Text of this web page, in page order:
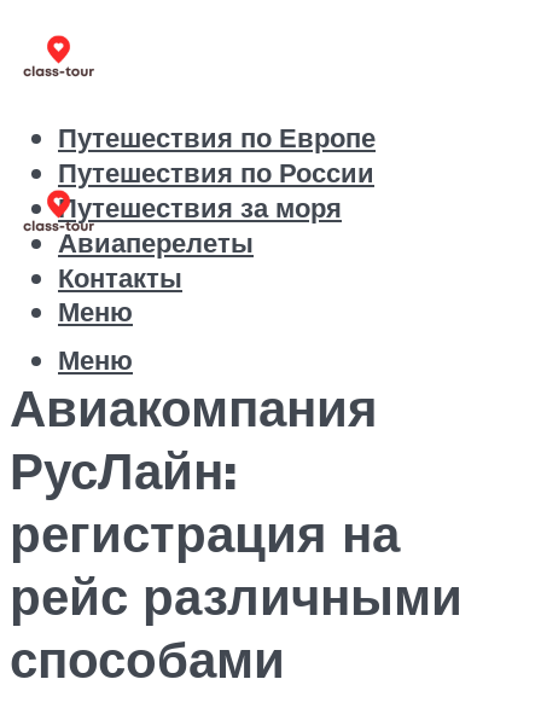
Путешествия по Европе
Путешествия по России
Путешествия за моря
Авиаперелеты
Контакты
Меню
Меню
Авиакомпания
РусЛайн:
регистрация на
рейс различными
способами